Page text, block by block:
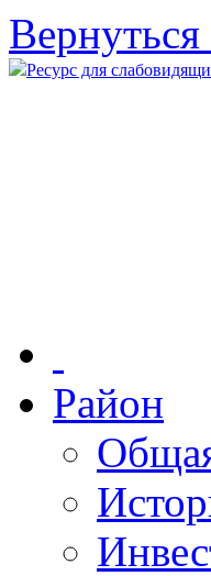
Ресурс для
Район